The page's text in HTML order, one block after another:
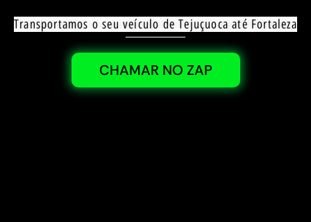
Transportamos o seu veículo de Tejuçuoca até Fortaleza
CHAMAR NO ZAP